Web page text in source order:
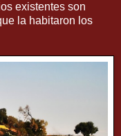
existentes son
la habitaron los